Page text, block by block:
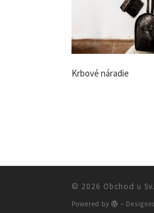
Krbové náradie
© 2026 Obchod u
Powered by –